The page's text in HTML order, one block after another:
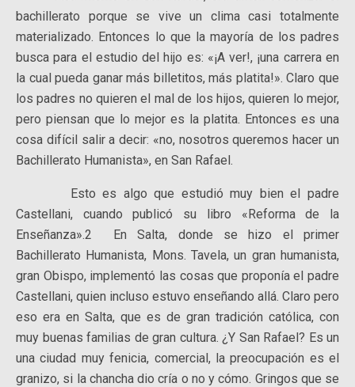
bachillerato porque se vive un clima casi totalmente
materializado. Entonces lo que la mayoría de los padres
busca para el estudio del hijo es: «¡A ver!, ¡una carrera en
la cual pueda ganar más billetitos, más platita!». Claro que
los padres no quieren el mal de los hijos, quieren lo mejor,
pero piensan que lo mejor es la platita. Entonces es una
cosa difícil salir a decir: «no, nosotros queremos hacer un
Bachillerato Humanista», en San Rafael.
Esto es algo que estudió muy bien el padre
Castellani, cuando publicó su libro «Reforma de la
Enseñanza».2 En Salta, donde se hizo el primer
Bachillerato Humanista, Mons. Tavela, un gran humanista,
gran Obispo, implementó las cosas que proponía el padre
Castellani, quien incluso estuvo enseñando allá. Claro pero
eso era en Salta, que es de gran tradición católica, con
muy buenas familias de gran cultura. ¿Y San Rafael? Es un
una ciudad muy fenicia, comercial, la preocupación es el
granizo, si la chancha dio cría o no y cómo. Gringos que se